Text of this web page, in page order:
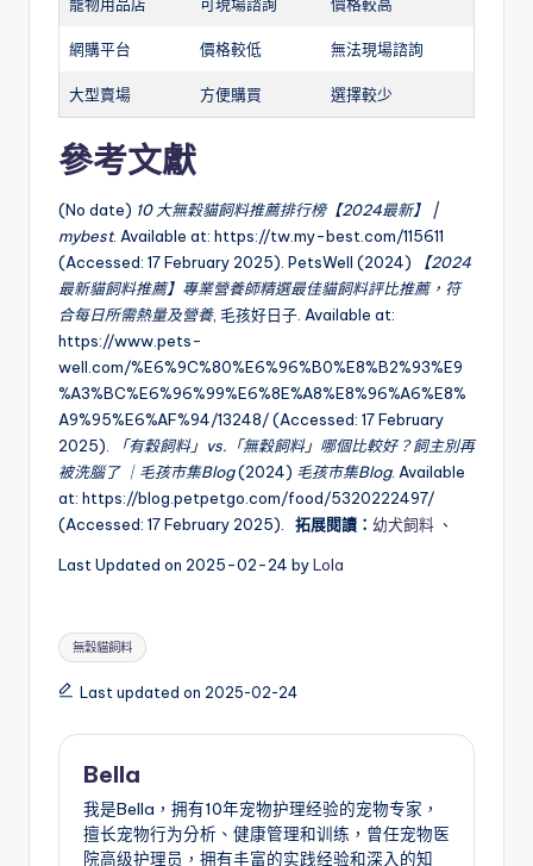
網購平台 價格較低 無法現場諮詢
大型賣場 方便購買 選擇較少
參考文獻
(No date) 10 大無穀貓飼料推薦排行榜【2024最新】 |
mybest. Available at: https://tw.my-best.com/115611
(Accessed: 17 February 2025). PetsWell (2024)
【2024
最新貓飼料推薦】專業營養師精選最佳貓飼料評比推薦，符
合每日所需熱量及營養, 毛孩好日子. Available at:
https://www.pets-
well.com/%E6%9C%80%E6%96%B0%E8%B2%93%E9
%A3%BC%E6%96%99%E6%8E%A8%E8%96%A6%E8%
A9%95%E6%AF%94/13248/ (Accessed: 17 February
2025).
「有穀飼料」vs.「無穀飼料」哪個比較好？飼主別再
被洗腦了 ｜毛孩市集Blog(2024) 毛孩市集Blog. Available
at: https://blog.petpetgo.com/food/5320222497/
(Accessed: 17 February 2025). 拓展閱讀： 幼犬飼料 、
Last Updated on 2025-02-24 byLola
Tags:
無穀貓飼料
Last updated on 2025-02-24
Bella
我是Bella，拥有10年宠物护理经验的宠物专家，
擅长宠物行为分析、健康管理和训练，曾任宠物医
院高级护理员，拥有丰富的实践经验和深入的知